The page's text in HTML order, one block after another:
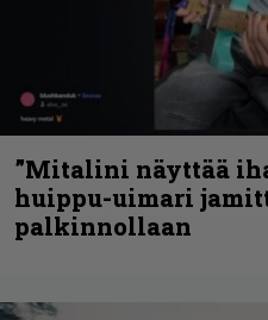
”Mitalini näyttää
huippu-uimari
palkinnollaan